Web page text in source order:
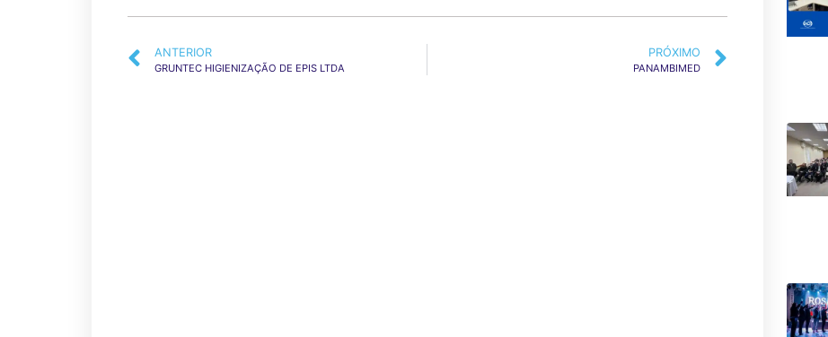
ANTERIOR
GRUNTEC HIGIENIZAÇÃO DE EPIS LTDA
PRÓXIMO
PANAMBIMED